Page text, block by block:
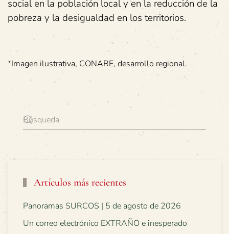
social en la población local y en la reducción de la
pobreza y la desigualdad en los territorios.
*Imagen ilustrativa, CONARE, desarrollo regional.
Artículos más recientes
Panoramas SURCOS | 5 de agosto de 2026
Un correo electrónico EXTRAÑO e inesperado